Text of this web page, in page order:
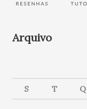
Arquivo
S T Q